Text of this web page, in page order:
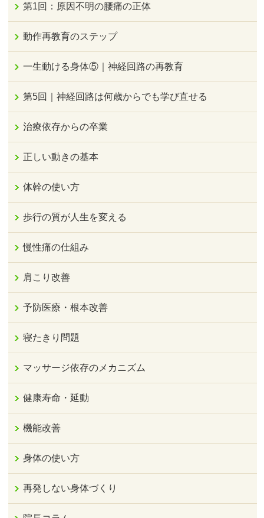
第1回：原因不明の腰痛の正体
動作再教育のステップ
一生動ける身体⑤｜神経回路の再教育
第5回｜神経回路は何歳からでも学び直せる
治療依存からの卒業
正しい動きの基本
体幹の使い方
歩行の質が人生を変える
慢性痛の仕組み
肩こり改善
予防医療・根本改善
寝たきり問題
マッサージ依存のメカニズム
健康寿命・延動
機能改善
身体の使い方
再発しない身体づくり